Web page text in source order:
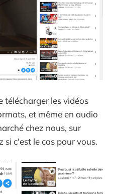
télécharger les vidéos
et même en audio
chez nous, sur
si c'est le cas pour vous.